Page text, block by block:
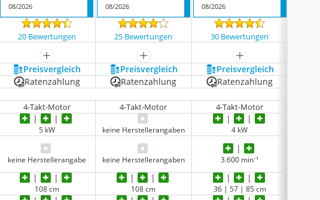
08/2026
08/2026
08/2026
20 Bewertungen 25 Bewertungen 30 Bewertungen
mehr anzeigen mehr anzeigen
mehr anzeigen
Preis­vergleich Preis­vergleich Preis­vergleich
Ratenzahlung Ratenzahlung Ratenzahlung
4-Takt-Motor 4-Takt-Motor 4-Takt-Motor
5 kW keine Herstellerangaben 4 kW
keine Herstellerangabe keine Herstellerangaben 3.600 min⁻¹
108 cm 108 cm 36 | 57 | 85 cm